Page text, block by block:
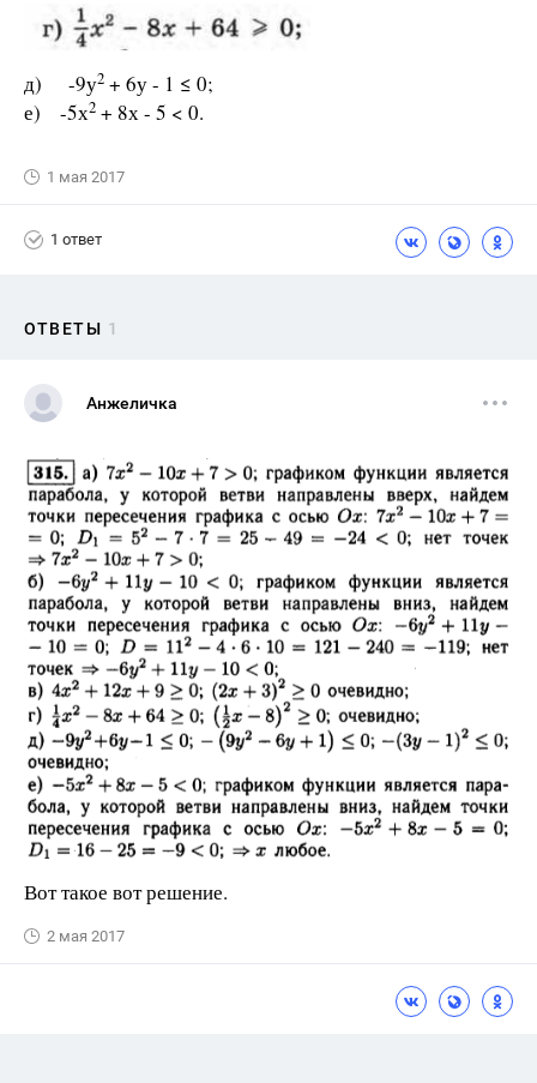
д) -9у2 + 6у - 1 ≤ 0;
е) -5х2 + 8х - 5 < 0.
1 мая 2017
1 ответ
ОТВЕТЫ 1
Анжеличка
Вот такое вот решение.
2 мая 2017